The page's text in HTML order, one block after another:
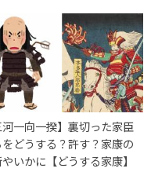
河一向一揆】裏切った家臣
どうする？許す？家康の
いかに【どうする家康】